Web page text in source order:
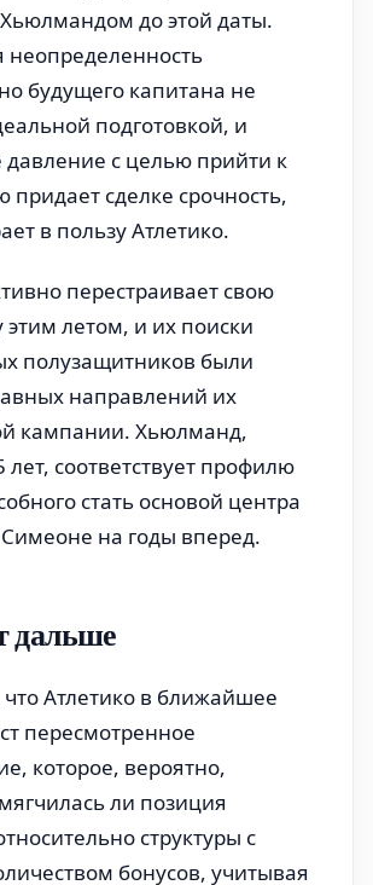
до этой даты.
неопределенность
будущего капитана не
подготовкой, и
давление с целью прийти к
сделке срочность,
в пользу Атлетико.
перестраивает свою
этим летом, и их поиски
полузащитников были
направлений их
кампании. Хьюлманд,
лет, соответствует профилю
стать основой центра
на годы вперед.
дальше
Атлетико в ближайшее
пересмотренное
которое, вероятно,
ли позиция
структуры с
бонусов, учитывая